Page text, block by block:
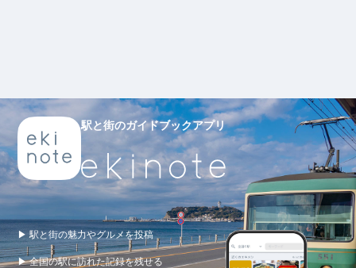
駅と街のガイドブックアプリ
▶ 駅と街の魅力やグルメを投稿
▶ 全国の駅に訪れた記録を残せる